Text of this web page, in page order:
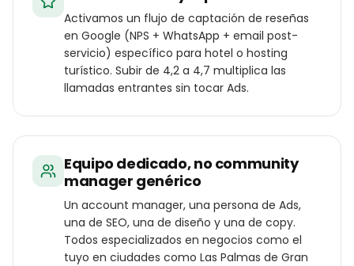
Activamos un flujo de captación de reseñas
en Google (NPS + WhatsApp + email post-
servicio) específico para hotel o hosting
turístico. Subir de 4,2 a 4,7 multiplica las
llamadas entrantes sin tocar Ads.
Equipo dedicado, no community
manager genérico
Un account manager, una persona de Ads,
una de SEO, una de diseño y una de copy.
Todos especializados en negocios como el
tuyo en ciudades como Las Palmas de Gran